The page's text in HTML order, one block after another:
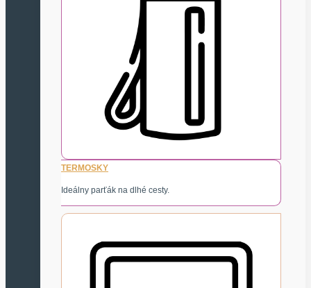
TERMOSKY
Ideálny parťák na dlhé cesty.